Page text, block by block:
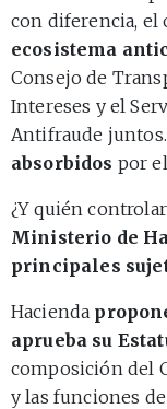
con diferencia, el
ecosistema
Consejo de
Intereses y el
Antifraude
absorbidos por
¿Y quién
Ministerio de
principales
Hacienda
aprueba su
composición del
y las funciones